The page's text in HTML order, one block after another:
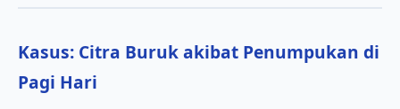
Kasus: Citra Buruk akibat Penumpukan di
Pagi Hari